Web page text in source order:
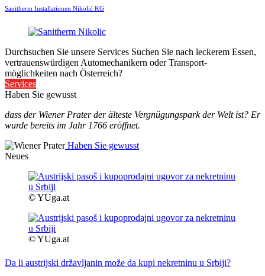
Sanitherm Installationen Nikolić KG
Durchsuchen Sie unsere Services Suchen Sie nach leckerem Essen,
vertrauenswürdigen Automechanikern oder Transport-
möglichkeiten nach Österreich?
Services
Haben Sie gewusst
dass der Wiener Prater der älteste Vergnügungspark der Welt ist? Er
wurde bereits im Jahr 1766 eröffnet.
Haben Sie gewusst
Neues
© YUga.at
© YUga.at
Da li austrijski državljanin može da kupi nekretninu u Srbiji?